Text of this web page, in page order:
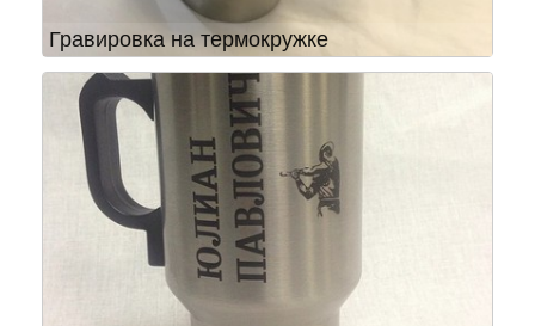
Гравировка на термокружке